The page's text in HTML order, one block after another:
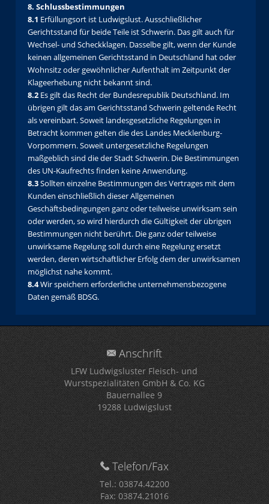
8. Schlussbestimmungen
8.1 Erfüllungsort ist Ludwigslust. Ausschließlicher
Gerichtsstand für beide Teile ist Schwerin. Das gilt auch für
Wechsel- und Scheckklagen. Dasselbe gilt, wenn der Kunde
keinen allgemeinen Gerichtsstand in Deutschland hat oder
Wohnsitz oder gewöhnlicher Aufenthalt im Zeitpunkt der
Klageerhebung nicht bekannt sind.
8.2 Es gilt das Recht der Bundesrepublik Deutschland. Im
übrigen gilt das am Gerichtsstand Schwerin geltende Recht
als vereinbart. Soweit landesgesetzliche Regelungen in
Betracht kommen gelten die des Landes Mecklenburg-
Vorpommern. Soweit untergesetzliche Regelungen
maßgeblich sind die der Stadt Schwerin. Die Bestimmungen
des UN-Kaufrechts finden keine Anwendung.
8.3Sollten einzelne Bestimmungen des Vertrages mit dem
Kunden einschließlich dieser Allgemeinen
Geschäftsbedingungen ganz oder teilweise unwirksam sein
oder werden, so wird hierdurch die Gültigkeit der übrigen
Bestimmungen nicht berührt. Die ganz oder teilweise
unwirksame Regelung soll durch eine Regelung ersetzt
werden, deren wirtschaftlicher Erfolg dem der unwirksamen
möglichst nahe kommt.
8.4Wir speichern erforderliche unternehmensbezogene
Daten gemäß BDSG.
Anschrift
LFW Ludwigsluster Fleisch- und
Wurstspezialitäten GmbH & Co. KG
Bauernallee 9
19288 Ludwigslust
Telefon/Fax
Tel.: 03874.42200
Fax: 03874.21016